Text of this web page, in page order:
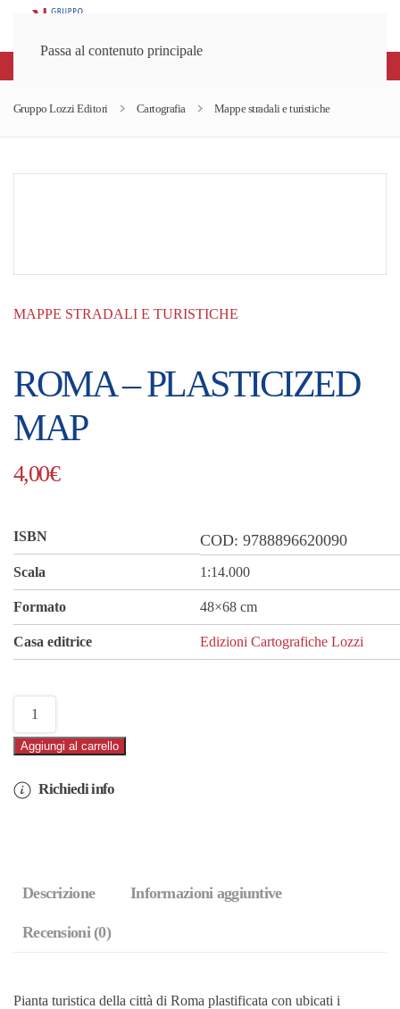
Passa al contenuto principale
Gruppo Lozzi Editori Cartografia Mappe stradali e turistiche
MAPPE STRADALI E TURISTICHE
ROMA – PLASTICIZED
MAP
4,00€
ISBN COD: 9788896620090
Scala 1:14.000
Formato 48×68 cm
Casa editrice Edizioni Cartografiche Lozzi
Roma
–
Plasticized
Map
Aggiungi al carrello
Richiedi info
Descrizione Informazioni aggiuntive
Recensioni (0)
Pianta turistica della città di Roma plastificata con ubicati i